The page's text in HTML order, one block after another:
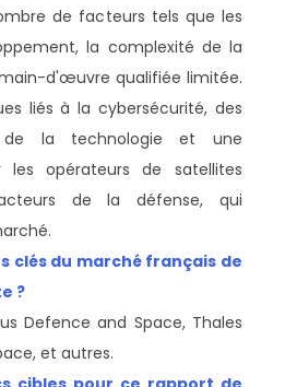
de facteurs tels que les
la complexité de la
d'œuvre qualifiée limitée.
liés à la cybersécurité, des
la technologie et une
opérateurs de satellites
de la défense, qui
clés du marché français de
?
Defence and Space, Thales
et autres.